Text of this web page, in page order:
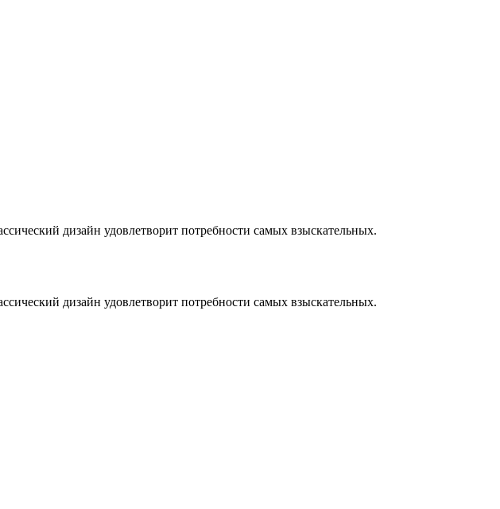
дизайн удовлетворит потребности самых взыскательных.
дизайн удовлетворит потребности самых взыскательных.